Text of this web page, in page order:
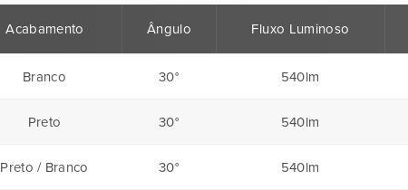
Acabamento Ângulo Fluxo Luminoso
Branco 30° 540lm
Preto 30° 540lm
Preto / Branco 30° 540lm